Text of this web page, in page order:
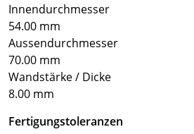
Innendurchmesser
54.00 mm
Aussendurchmesser
70.00 mm
Wandstärke / Dicke
8.00 mm
Fertigungstoleranzen